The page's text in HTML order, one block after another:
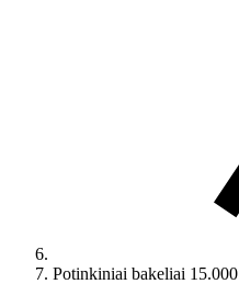
Potinkiniai bakeliai 15.000